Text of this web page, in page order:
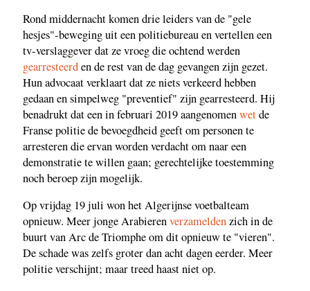
Rond middernacht komen drie leiders van de "gele
hesjes"-beweging uit een politiebureau en vertellen een
tv-verslaggever dat ze vroeg die ochtend werden
gearresteerden de rest van de dag gevangen zijn gezet.
Hun advocaat verklaart dat ze niets verkeerd hebben
gedaan en simpelweg "preventief" zijn gearresteerd. Hij
benadrukt dat een in februari 2019 aangenomenwetde
Franse politie de bevoegdheid geeft om personen te
arresteren die ervan worden verdacht om naar een
demonstratie te willen gaan; gerechtelijke toestemming
noch beroep zijn mogelijk.
Op vrijdag 19 juli won het Algerijnse voetbalteam
opnieuw. Meer jonge Arabierenverzameldenzich in de
buurt van Arc de Triomphe om dit opnieuw te "vieren".
De schade was zelfs groter dan acht dagen eerder. Meer
politie verschijnt; maar treed haast niet op.